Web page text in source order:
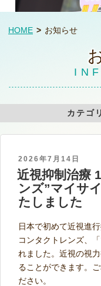
HOME お知らせ
カテゴ
POSTED
ON
2026年7月14日
近視抑制治療
ンズ”マイサ
たしました
日本で初めて近視進
コンタクトレンズ、
れました。近視の視
ることができます。
ださい。